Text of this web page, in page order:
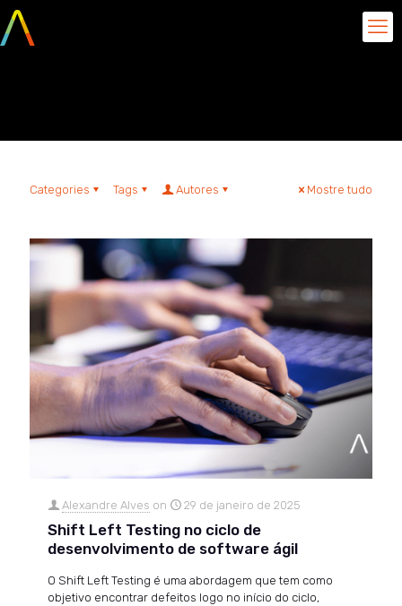
Categories Tags Autores Mostre tudo
Alexandre Alves on 29 de janeiro de 2025
Shift Left Testing no ciclo de
desenvolvimento de software ágil
O Shift Left Testing é uma abordagem que tem como
objetivo encontrar defeitos logo no início do ciclo,